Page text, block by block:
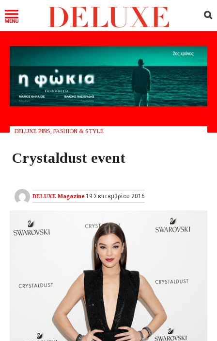
DELUXE PINS FASHION & STYLE
Crystaldust event
DELUXE Magazine 19 Σεπτεμβρίου 2016